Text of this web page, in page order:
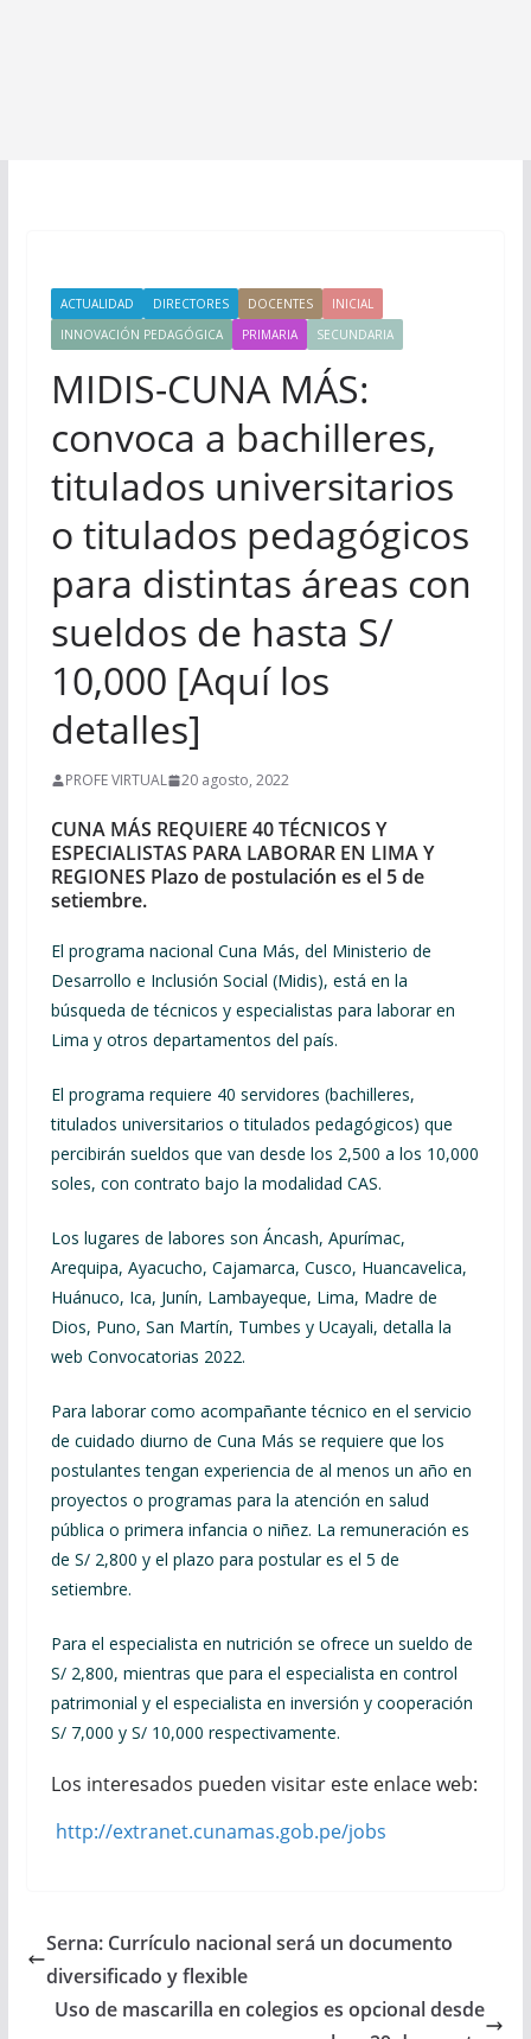
ACTUALIDAD DIRECTORES DOCENTES
INICIAL
INNOVACIÓN PEDAGÓGICA
PRIMARIA SECUNDARIA
MIDIS-CUNA MÁS:
convoca a bachilleres,
titulados universitarios
o titulados pedagógicos
para distintas áreas con
sueldos de hasta S/
10,000 [Aquí los
detalles]
PROFE VIRTUAL 20 agosto, 2022
CUNA MÁS REQUIERE 40 TÉCNICOS Y
ESPECIALISTAS PARA LABORAR EN LIMA Y
REGIONES Plazo de postulación es el 5 de
setiembre.
El programa nacional Cuna Más, del Ministerio de
Desarrollo e Inclusión Social (Midis), está en la
búsqueda de técnicos y especialistas para laborar en
Lima y otros departamentos del país.
El programa requiere 40 servidores (bachilleres,
titulados universitarios o titulados pedagógicos) que
percibirán sueldos que van desde los 2,500 a los 10,000
soles, con contrato bajo la modalidad CAS.
Los lugares de labores son Áncash, Apurímac,
Arequipa, Ayacucho, Cajamarca, Cusco, Huancavelica,
Huánuco, Ica, Junín, Lambayeque, Lima, Madre de
Dios, Puno, San Martín, Tumbes y Ucayali, detalla la
web Convocatorias 2022.
Para laborar como acompañante técnico en el servicio
de cuidado diurno de Cuna Más se requiere que los
postulantes tengan experiencia de al menos un año en
proyectos o programas para la atención en salud
pública o primera infancia o niñez. La remuneración es
de S/ 2,800 y el plazo para postular es el 5 de
setiembre.
Para el especialista en nutrición se ofrece un sueldo de
S/ 2,800, mientras que para el especialista en control
patrimonial y el especialista en inversión y cooperación
S/ 7,000 y S/ 10,000 respectivamente.
Los interesados pueden visitar este enlace web:
http://extranet.cunamas.gob.pe/jobs
Serna: Currículo nacional será un documento
diversificado y flexible
Uso de mascarilla en colegios es opcional desde